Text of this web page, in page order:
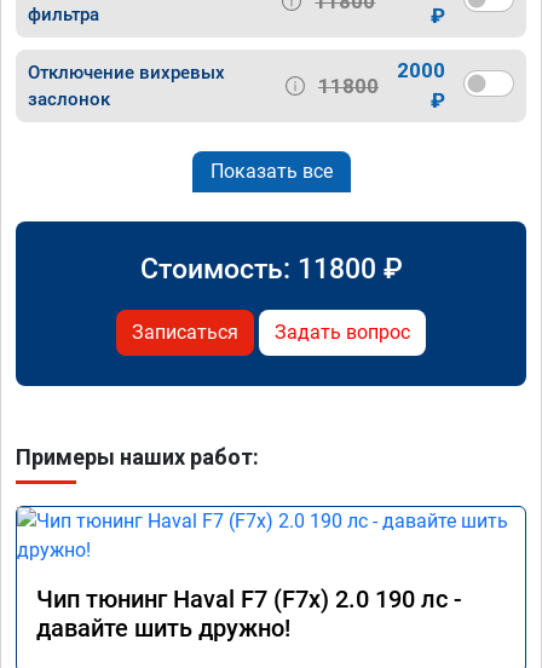
фильтра
₽
Отключение вихревых
заслонок
11800
2000
₽
Показать все
Стоимость: 11800 ₽
Записаться Задать вопрос
Примеры наших работ:
Чип тюнинг Haval F7 (F7x) 2.0 190 лс -
давайте шить дружно!